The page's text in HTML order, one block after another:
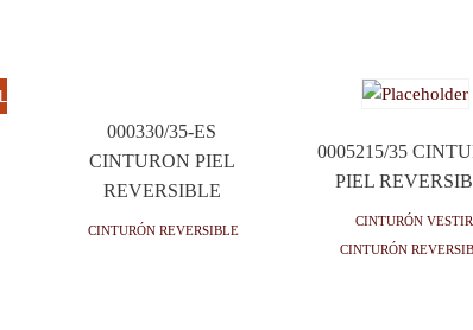
000330/35-ES
CINTURON PIEL
REVERSIBLE
Cinturón reversible
0005215/35
PIEL
Cinturón vestir
Cinturón